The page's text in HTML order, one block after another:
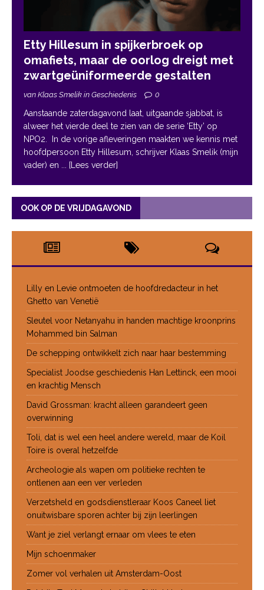
Etty Hillesum in spijkerbroek op
omafiets, maar de oorlog dreigt met
zwartgeüniformeerde gestalten
van Klaas Smelik in Geschiedenis 0
Aanstaande zaterdagavond laat, uitgaande sjabbat, is
alweer het vierde deel te zien van de serie ‘Etty’ op
NPO2. In de vorige afleveringen maakten we kennis met
hoofdpersoon Etty Hillesum, schrijver Klaas Smelik (mijn
vader) en
... [Lees verder]
OOK OP DE VRIJDAGAVOND
Lilly en Levie ontmoeten de hoofdredacteur in het
Ghetto van Venetië
Sleutel voor Netanyahu in handen machtige kroonprins
Mohammed bin Salman
De schepping ontwikkelt zich naar haar bestemming
Specialist Joodse geschiedenis Han Lettinck, een mooi
en krachtig Mensch
David Grossman: kracht alleen garandeert geen
overwinning
Toli, dat is wel een heel andere wereld, maar de Koil
Toire is overal hetzelfde
Archeologie als wapen om politieke rechten te
ontlenen aan een ver verleden
Verzetsheld en godsdienstleraar Koos Caneel liet
onuitwisbare sporen achter bij zijn leerlingen
Want je ziel verlangt ernaar om vlees te eten
Mijn schoenmaker
Zomer vol verhalen uit Amsterdam-Oost